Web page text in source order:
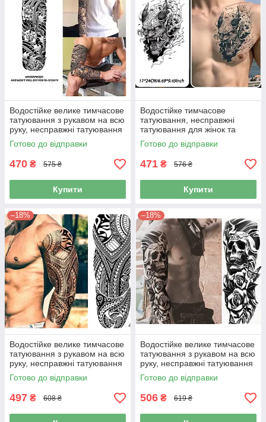
Водостійке велике тимчасове
татуювання з рукавом на всю
руку, несправжні татуювання
для жінок та чоловіків
(831997)
Готово до відправки
470 ₴ 575 ₴
Купити
Водостійке тимчасове
татуювання, несправжні
татуювання для жінок та
чоловіків.
Готово до відправки
471 ₴ 576 ₴
Купити
–18%
Водостійке велике тимчасове
татуювання з рукавом на всю
руку, несправжні татуювання
для жінок та чоловіків
(831995)
Готово до відправки
497 ₴ 608 ₴
–18%
Водостійке велике тимчасове
татуювання з рукавом на всю
руку, несправжні татуювання
для жінок та чоловіків
(831994)
Готово до відправки
506 ₴ 619 ₴